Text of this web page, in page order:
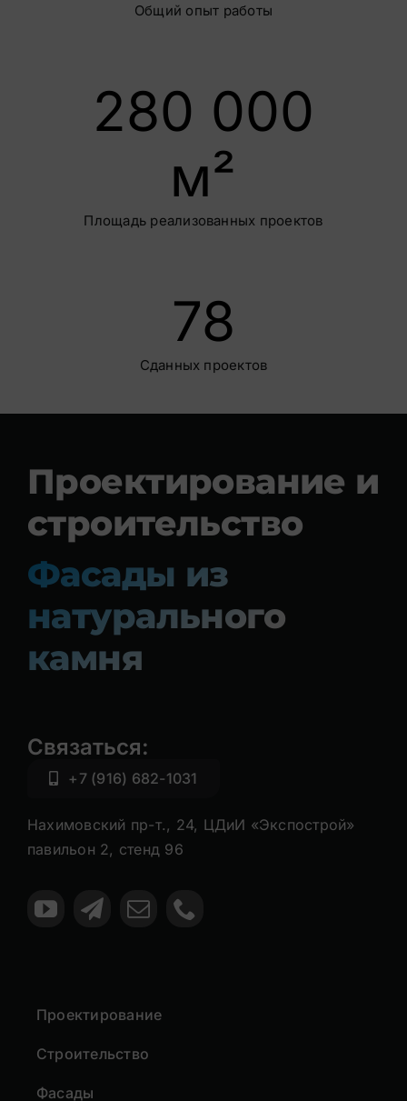
Общий опыт работы
280 000
м²
Площадь реализованных проектов
78
Сданных проектов
Проектирование и
строительство
Фасады из
натурального
камня
Связаться:
+7 (916) 682-1031
Нахимовский пр-т., 24, ЦДиИ «Экспострой»
павильон 2, стенд 96
Проектирование
Строительство
Фасады